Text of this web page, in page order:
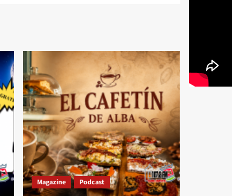
Magazine Podcast